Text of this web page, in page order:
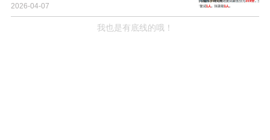
2026-04-07
我也是有底线的哦！